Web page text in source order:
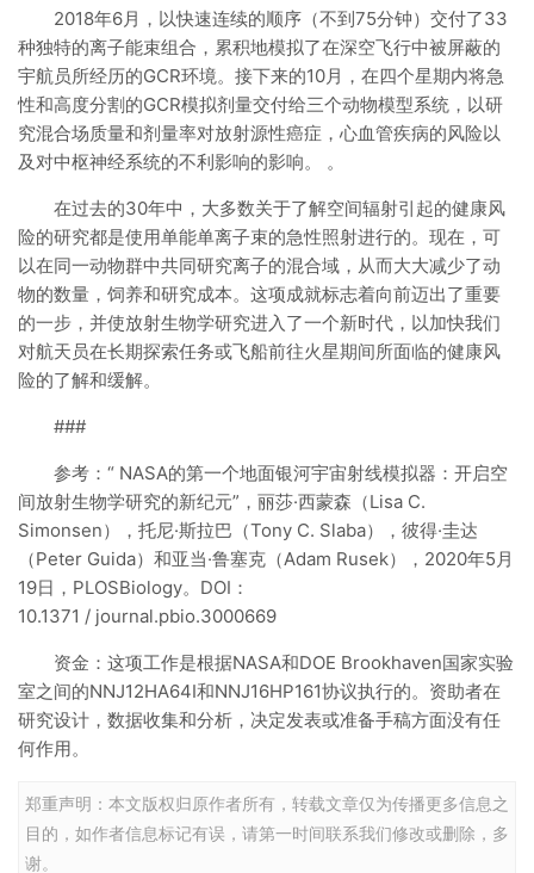
2018年6月，以快速连续的顺序（不到75分钟）交付了33
种独特的离子能束组合，累积地模拟了在深空飞行中被屏蔽的
宇航员所经历的GCR环境。接下来的10月，在四个星期内将急
性和高度分割的GCR模拟剂量交付给三个动物模型系统，以研
究混合场质量和剂量率对放射源性癌症，心血管疾病的风险以
及对中枢神经系统的不利影响的影响。 。
在过去的30年中，大多数关于了解空间辐射引起的健康风
险的研究都是使用单能单离子束的急性照射进行的。现在，可
以在同一动物群中共同研究离子的混合域，从而大大减少了动
物的数量，饲养和研究成本。这项成就标志着向前迈出了重要
的一步，并使放射生物学研究进入了一个新时代，以加快我们
对航天员在长期探索任务或飞船前往火星期间所面临的健康风
险的了解和缓解。
###
参考：“ NASA的第一个地面银河宇宙射线模拟器：开启空
间放射生物学研究的新纪元”，丽莎·西蒙森（Lisa C.
Simonsen），托尼·斯拉巴（Tony C. Slaba），彼得·圭达
（Peter Guida）和亚当·鲁塞克（Adam Rusek），2020年5月
19日，PLOSBiology。DOI：
10.1371 / journal.pbio.3000669
资金：这项工作是根据NASA和DOE Brookhaven国家实验
室之间的NNJ12HA64I和NNJ16HP161协议执行的。资助者在
研究设计，数据收集和分析，决定发表或准备手稿方面没有任
何作用。
郑重声明：本文版权归原作者所有，转载文章仅为传播更多信息之
目的，如作者信息标记有误，请第一时间联系我们修改或删除，多
谢。